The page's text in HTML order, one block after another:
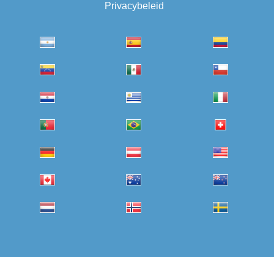
Privacybeleid